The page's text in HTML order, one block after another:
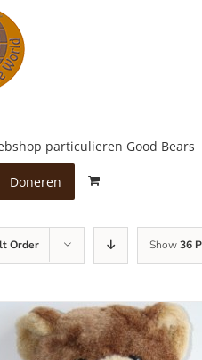
particulieren Good Bears
Doneren
Order Show36